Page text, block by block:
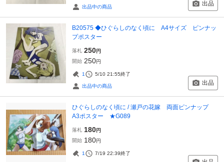
出品中の商品 出品
B20575 ◆ひぐらしのなく頃に A4サイズ ピンナッ
プポスター
落札 250円
開始 250円
1 5/10 21:55終了
出品中の商品 出品
ひぐらしのなく頃に / 瀬戸の花嫁 両面ピンナップ
A3ポスター ★G089
落札 180円
開始 180円
1 7/19 22:39終了